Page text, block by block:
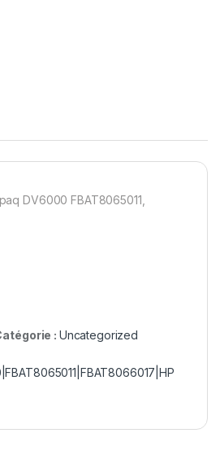
DV6000 FBAT8065011,
: Uncategorized